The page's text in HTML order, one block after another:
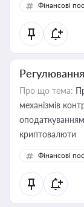
Фінансові
Регулювання
Про що тема:
механізмів
оподаткуванням
криптовалюти
Фінансові